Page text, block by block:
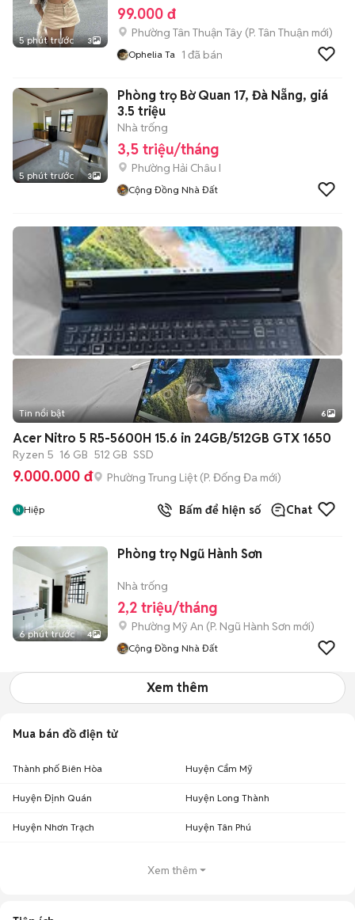
5 phút trước 3
99.000 đ
Phường Tân Thuận Tây (P. Tân Thuận mới)
Ophelia Ta 1 đã bán
5 phút trước 3
Phòng trọ Bờ Quan 17, Đà Nẵng, giá
3.5 triệu
Nhà trống
3,5 triệu/tháng
Phường Hải Châu I
Cộng Đồng Nhà Đất
+2
Tin nổi bật 6
Acer Nitro 5 R5-5600H 15.6 in 24GB/512GB GTX 1650
Ryzen 5 16 GB 512 GB SSD
9.000.000 đ Phường Trung Liệt (P. Đống Đa mới)
Hiệp Bấm để hiện số Chat
6 phút trước 4
Phòng trọ Ngũ Hành Sơn
Nhà trống
2,2 triệu/tháng
Phường Mỹ An (P. Ngũ Hành Sơn mới)
Cộng Đồng Nhà Đất
Xem thêm
Mua bán đồ điện tử
Thành phố Biên Hòa Huyện Cẩm Mỹ
Huyện Định Quán Huyện Long Thành
Huyện Nhơn Trạch Huyện Tân Phú
Xem thêm